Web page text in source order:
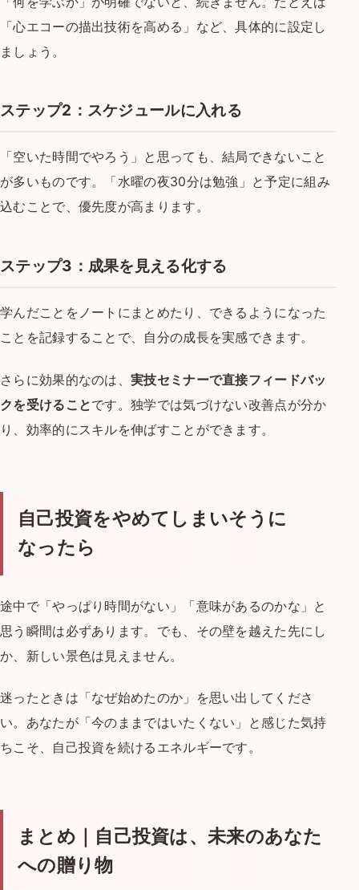
「心エコーの描出技術を高める」など、具体的に設定し
ましょう。
ステップ2：スケジュールに入れる
「空いた時間でやろう」と思っても、結局できないこと
が多いものです。
「水曜の夜30分は勉強」と予定に組み
込むことで、優先度が高まります。
ステップ3：成果を見える化する
学んだことをノートにまとめたり、できるようになった
ことを記録することで、 自分の成長を実感できます。
さらに効果的なのは、 実技セミナーで直接フィードバッ
クを受けることです。独学では気づけない改善点が分か
り、 効率的にスキルを伸ばすことができます。
自己投資をやめてしまいそうに
なったら
途中で「やっぱり時間がない」「意味があるのかな」と
思う瞬間は必ずあります。 でも、その壁を越えた先にし
か、新しい景色は見えません。
迷ったときは「なぜ始めたのか」を思い出してくださ
い。 あなたが「今のままではいたくない」と感じた気持
ちこそ、 自己投資を続けるエネルギーです。
まとめ｜自己投資は、未来のあなた
への贈り物